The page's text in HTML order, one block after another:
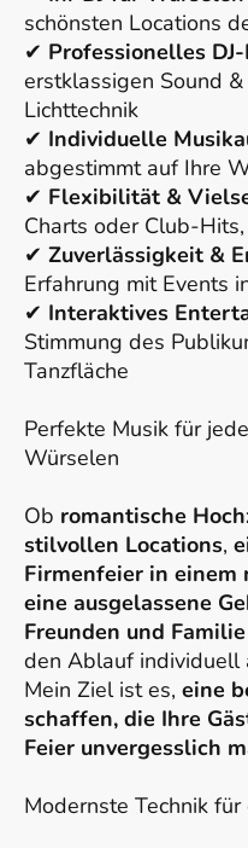
schönsten Locations
✔ Professionelles
erstklassigen Sound
Lichttechnik
✔ Individuelle
abgestimmt auf Ihre
✔ Flexibilität &
Charts oder Club-
✔ Zuverlässigkeit &
Erfahrung mit Events
✔ Interaktives
Stimmung des
Tanzfläche
Perfekte Musik für
Würselen
Ob romantische
stilvollen Locations,
Firmenfeier in einem
eine ausgelassene
Freunden und Familie
den Ablauf individuell
Mein Ziel ist es, eine
schaffen, die Ihre
Feier unvergesslich
Modernste Technik